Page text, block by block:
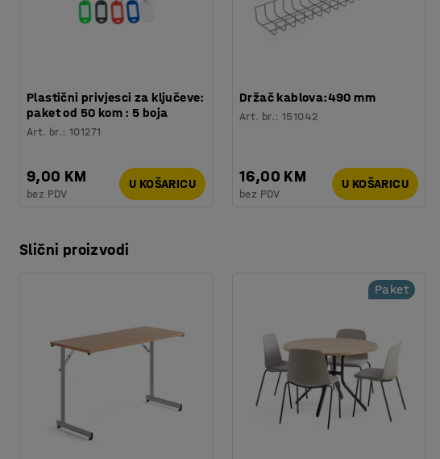
Plastični privjesci za ključeve:
paket od 50 kom : 5 boja
Art. br.:101271
9,00 KM
bez PDV
U KOŠARICU
Držač kablova:490 mm
Art. br.:151042
16,00 KM
bez PDV
U KOŠARICU
Slični proizvodi
Paket